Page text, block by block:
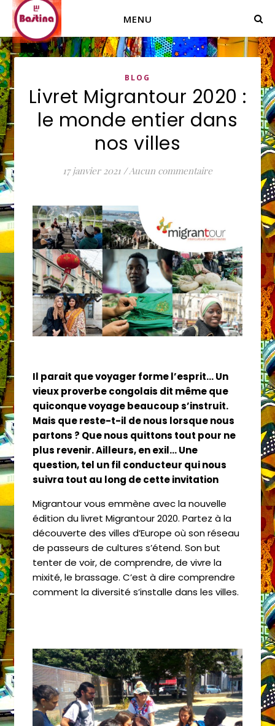
MENU
BLOG
Livret Migrantour 2020 :
le monde entier dans
nos villes
17 janvier 2021 /Aucun commentaire
Il parait que voyager forme l’esprit… Un
vieux proverbe congolais dit même que
quiconque voyage beaucoup s’instruit.
Mais que reste-t-il de nous lorsque nous
partons ? Que nous quittons tout pour ne
plus revenir. Ailleurs, en exil… Une
question, tel un fil conducteur qui nous
suivra tout au long de cette invitation
Migrantour vous emmène avec la nouvelle
édition du livret Migrantour 2020. Partez à la
découverte des villes d’Europe où son réseau
de passeurs de cultures s’étend. Son but
tenter de voir, de comprendre, de vivre la
mixité, le brassage. C’est à dire comprendre
comment la diversité s’installe dans les villes.